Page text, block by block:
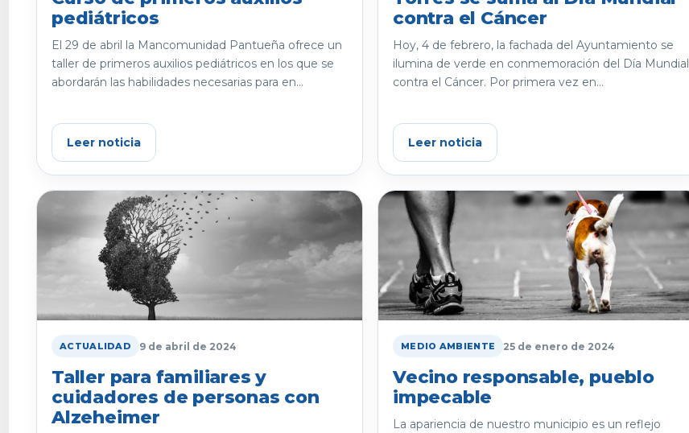
pediátricos
El 29 de abril la Mancomunidad Pantueña ofrece un
taller de primeros auxilios pediátricos en los que se
abordarán las habilidades necesarias para en...
Leer noticia
contra el Cáncer
Hoy, 4 de febrero, la fachada del Ayuntamiento se
ilumina de verde en conmemoración del Día Mundial
contra el Cáncer. Por primera vez en...
Leer noticia
ACTUALIDAD 9 de abril de 2024
Taller para familiares y
cuidadores de personas con
Alzeheimer
MEDIO AMBIENTE 25 de enero de 2024
Vecino responsable, pueblo
impecable
La apariencia de nuestro municipio es un reflejo